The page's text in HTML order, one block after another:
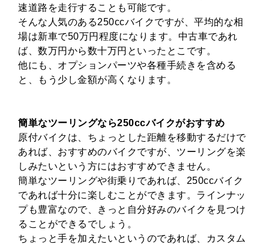
速道路を走行することも可能です。
そんな人気のある250ccバイクですが、平均的な相
場は新車で50万円程度になります。中古車であれ
ば、数万円から数十万円といったとこです。
他にも、オプションパーツや各種手続きを含める
と、もう少し金額が高くなります。
簡単なツーリングなら250ccバイクがおすすめ
原付バイクは、ちょっとした距離を移動するだけで
あれば、おすすめのバイクですが、ツーリングを楽
しみたいという方にはおすすめできません。
簡単なツーリングや街乗りであれば、250ccバイク
であれば十分に楽しむことができます。ラインナッ
プも豊富なので、きっと自分好みのバイクを見つけ
ることができるでしょう。
ちょっと手を加えたいというのであれば、カスタム